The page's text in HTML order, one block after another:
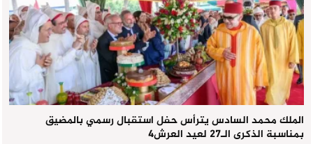
الملك محمد السادس يترأس حفل استقبال رسمي بالمضيق
بمناسبة الذكرى الـ27 لعيد العرش٤